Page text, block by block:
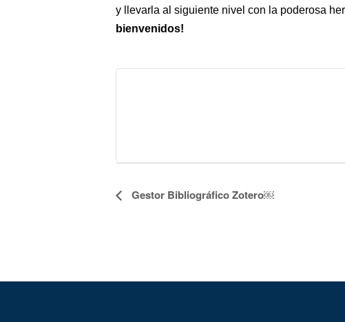
y llevarla al siguiente nivel con la poderosa
bienvenidos!
Navegación
Gestor Bibliográfico Zotero￼